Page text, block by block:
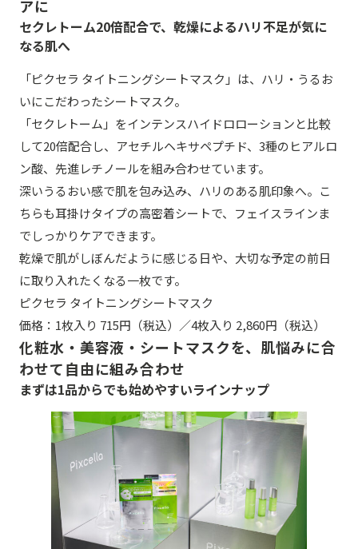
アに
セクレトーム20倍配合で、乾燥によるハリ不足が気に
なる肌へ
「ピクセラ タイトニングシートマスク」は、ハリ・うるお
いにこだわったシートマスク。
「セクレトーム」をインテンスハイドロローションと比較
して20倍配合し、アセチルヘキサペプチド、3種のヒアルロ
ン酸、先進レチノールを組み合わせています。
深いうるおい感で肌を包み込み、ハリのある肌印象へ。こ
ちらも耳掛けタイプの高密着シートで、フェイスラインま
でしっかりケアできます。
乾燥で肌がしぼんだように感じる日や、大切な予定の前日
に取り入れたくなる一枚です。
ピクセラ タイトニングシートマスク
価格：1枚入り 715円（税込）／4枚入り 2,860円（税込）
化粧水・美容液・シートマスクを、肌悩みに合
わせて自由に組み合わせ
まずは1品からでも始めやすいラインナップ